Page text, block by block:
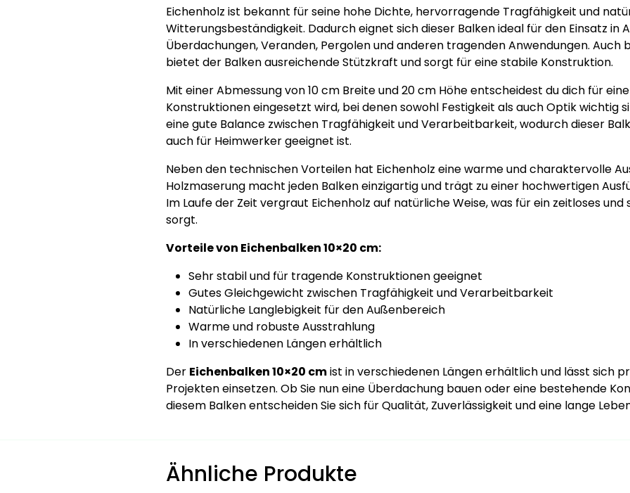
Eichenholz ist bekannt für seine hohe Dichte, hervorragende Tragfähigkeit und
Witterungsbeständigkeit. Dadurch eignet sich dieser Balken ideal für den Einsatz in
Überdachungen, Veranden, Pergolen und anderen tragenden Anwendungen. Auch
bietet der Balken ausreichende Stützkraft und sorgt für eine stabile Konstruktion.
Mit einer Abmessung von 10 cm Breite und 20 cm Höhe entscheidest du dich für
Konstruktionen eingesetzt wird, bei denen sowohl Festigkeit als auch Optik wichtig
eine gute Balance zwischen Tragfähigkeit und Verarbeitbarkeit, wodurch dieser
auch für Heimwerker geeignet ist.
Neben den technischen Vorteilen hat Eichenholz eine warme und charaktervolle
Holzmaserung macht jeden Balken einzigartig und trägt zu einer hochwertigen
Im Laufe der Zeit vergraut Eichenholz auf natürliche Weise, was für ein zeitloses und
sorgt.
Vorteile von Eichenbalken 10×20 cm:
Sehr stabil und für tragende Konstruktionen geeignet
Gutes Gleichgewicht zwischen Tragfähigkeit und Verarbeitbarkeit
Natürliche Langlebigkeit für den Außenbereich
Warme und robuste Ausstrahlung
In verschiedenen Längen erhältlich
Der Eichenbalken 10×20 cmist in verschiedenen Längen erhältlich und lässt sich
Projekten einsetzen. Ob Sie nun eine Überdachung bauen oder eine bestehende
diesem Balken entscheiden Sie sich für Qualität, Zuverlässigkeit und eine lange
Ähnliche Produkte